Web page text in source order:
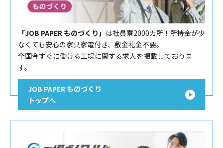
「JOB PAPER ものづくり」 は社員寮2000カ所！所持金が少
なくても安心の家具家電付き、敷金礼金不要。
全国今すぐに働ける工場に関する求人を掲載しておりま
す。
JOB PAPER ものづくり
トップへ